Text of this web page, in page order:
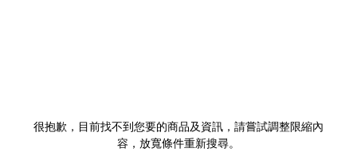
很抱歉，目前找不到您要的商品及資訊，請嘗試調整限縮內
容，放寬條件重新搜尋。